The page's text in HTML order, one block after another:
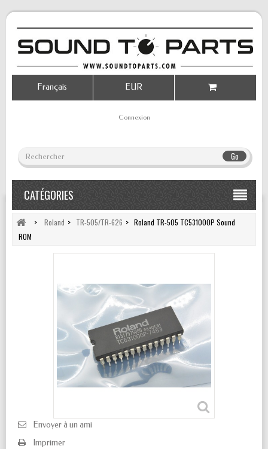
Go
Connexion
EUR
Français
CATÉGORIES
> Roland > TR-505/TR-626 > Roland TR-505 TC531000P Sound
ROM
Envoyer à un ami
Imprimer